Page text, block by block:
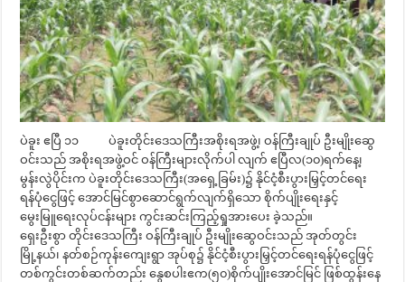
ပဲခူး ဧပြီ ၁၁ ပဲခူးတိုင်းဒေသကြီးအစိုးရအဖွဲ့၊ ဝန်ကြီးချုပ် ဦးမျိုးဆွေ
ဝင်းသည် အစိုးရအဖွဲ့ဝင် ဝန်ကြီးများလိုက်ပါ လျက် ဧပြီလ(၁၀)ရက်နေ့၊
မွန်းလွဲပိုင်းက ပဲခူးတိုင်းဒေသကြီး(အရှေ့ခြမ်း)၌ နိုင်ငံ့စီးပွားမြှင့်တင်ရေး
ရန်ပုံငွေဖြင့် အောင်မြင်စွာဆောင်ရွက်လျက်ရှိသော စိုက်ပျိုးရေးနှင့်
မွေးမြူရေးလုပ်ငန်းများ ကွင်းဆင်းကြည့်ရှုအားပေး ခဲ့သည်။
ရှေးဦးစွာ တိုင်းဒေသကြီး ဝန်ကြီးချုပ် ဦးမျိုးဆွေဝင်းသည် အုတ်တွင်း
မြို့နယ်၊ နတ်စဉ်ကုန်းကျေးရွာ အုပ်စု၌ နိုင်ငံ့စီးပွားမြှင့်တင်ရေးရန်ပုံငွေဖြင့်
တစ်ကွင်းတစ်ဆက်တည်း နွေစပါးဧက(၅၀)စိုက်ပျိုးအောင်မြင် ဖြစ်ထွန်းနေ